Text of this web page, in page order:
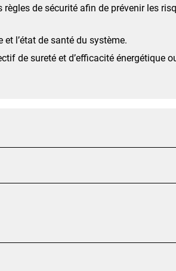
de sécurité afin de prévenir les
l’état de santé du système.
de sureté et d’efficacité énergétique